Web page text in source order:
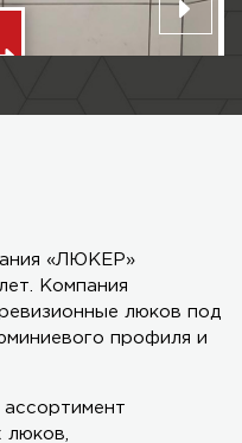
«ЛЮКЕР»
Компания
люков под
профиля и
люков,